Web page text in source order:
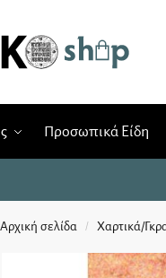
Προσωπικά Είδη
Αρχική σελίδα / Χαρτικά/